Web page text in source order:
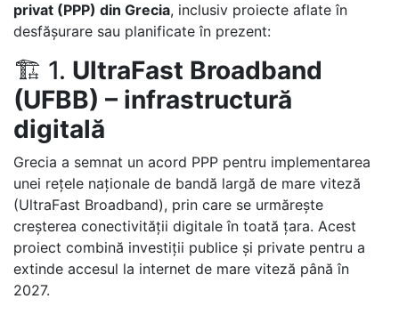
privat (PPP) din Grecia, inclusiv proiecte aflate în
desfășurare sau planificate în prezent:
🏗️ 1. UltraFast Broadband
(UFBB) – infrastructură
digitală
Grecia a semnat un acord PPP pentru implementarea
unei rețele naționale de bandă largă de mare viteză
(UltraFast Broadband), prin care se urmărește
creșterea conectivității digitale în toată țara. Acest
proiect combină investiții publice și private pentru a
extinde accesul la internet de mare viteză până în
2027.